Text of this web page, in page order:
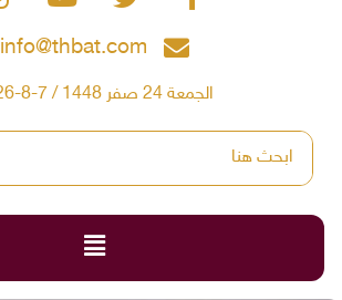
info@thbat.com
الجمعة 24 صفر 1448 / 7-8-2026